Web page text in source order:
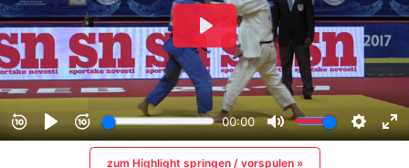
zum Highlight springen / vorspulen »